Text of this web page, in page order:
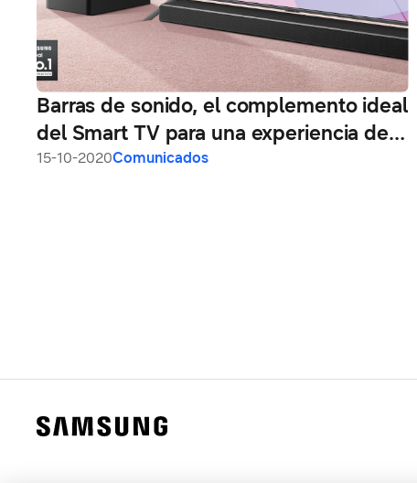
Barras de sonido, el complemento ideal
del Smart TV para una experiencia de
entretenimiento superior
15-10-2020Comunicados